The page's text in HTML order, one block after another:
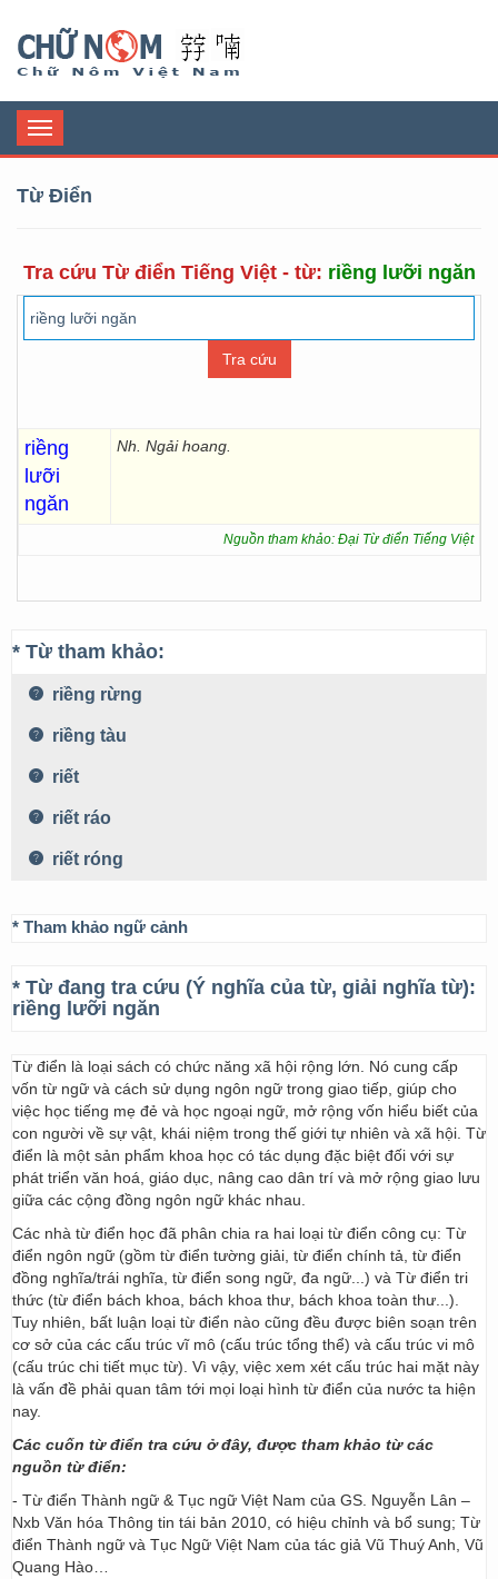
Toggle
navigation
Từ Điển
Tra cứu Từ điển Tiếng Việt - từ: riềng lưỡi ngăn
riềng
lưỡi
ngăn
Nh. Ngải hoang.
Nguồn tham khảo: Đại Từ điển Tiếng Việt
* Từ tham khảo:
riềng rừng
riềng tàu
riết
riết ráo
riết róng
* Tham khảo ngữ cảnh
* Từ đang tra cứu (Ý nghĩa của từ, giải nghĩa từ):
riềng lưỡi ngăn
Từ điển là loại sách có chức năng xã hội rộng lớn. Nó cung cấp
vốn từ ngữ và cách sử dụng ngôn ngữ trong giao tiếp, giúp cho
việc học tiếng mẹ đẻ và học ngoại ngữ, mở rộng vốn hiểu biết của
con người về sự vật, khái niệm trong thế giới tự nhiên và xã hội. Từ
điển là một sản phẩm khoa học có tác dụng đặc biệt đối với sự
phát triển văn hoá, giáo dục, nâng cao dân trí và mở rộng giao lưu
giữa các cộng đồng ngôn ngữ khác nhau.
Các nhà từ điển học đã phân chia ra hai loại từ điển công cụ: Từ
điển ngôn ngữ (gồm từ điển tường giải, từ điển chính tả, từ điển
đồng nghĩa/trái nghĩa, từ điển song ngữ, đa ngữ...) và Từ điển tri
thức (từ điển bách khoa, bách khoa thư, bách khoa toàn thư...).
Tuy nhiên, bất luận loại từ điển nào cũng đều được biên soạn trên
cơ sở của các cấu trúc vĩ mô (cấu trúc tổng thể) và cấu trúc vi mô
(cấu trúc chi tiết mục từ). Vì vậy, việc xem xét cấu trúc hai mặt này
là vấn đề phải quan tâm tới mọi loại hình từ điển của nước ta hiện
nay.
Các cuốn từ điển tra cứu ở đây, được tham khảo từ các
nguồn từ điển:
- Từ điển Thành ngữ & Tục ngữ Việt Nam của GS. Nguyễn Lân –
Nxb Văn hóa Thông tin tái bản 2010, có hiệu chỉnh và bổ sung; Từ
điển Thành ngữ và Tục Ngữ Việt Nam của tác giả Vũ Thuý Anh, Vũ
Quang Hào…